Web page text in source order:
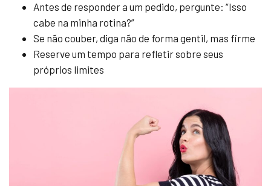
Antes de responder a um pedido, pergunte: “Isso
cabe na minha rotina?”
Se não couber, diga não de forma gentil, mas firme
Reserve um tempo para refletir sobre seus
próprios limites